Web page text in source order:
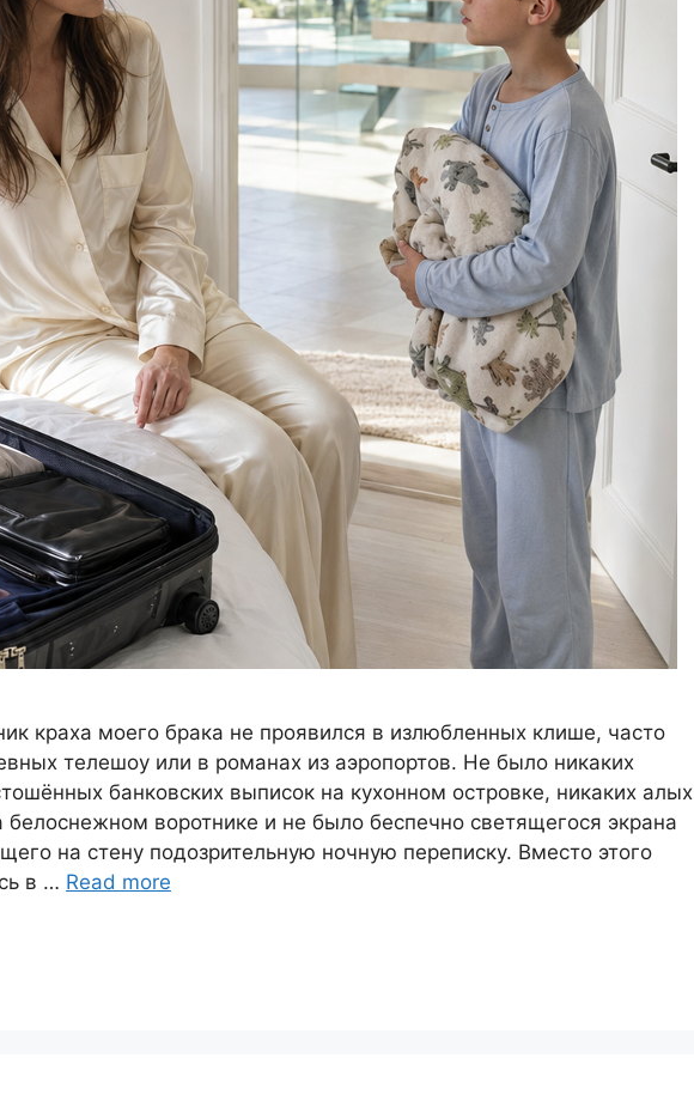
краха моего брака не проявился в излюбленных клише, часто
телешоу или в романах из аэропортов. Не было никаких
банковских выписок на кухонном островке, никаких алых
воротнике и не было беспечно светящегося экрана
на стену подозрительную ночную переписку. Вместо этого
в … Read more